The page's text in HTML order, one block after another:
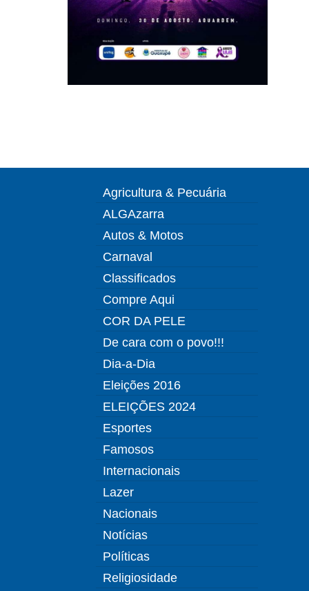
Agricultura & Pecuária
ALGAzarra
Autos & Motos
Carnaval
Classificados
Compre Aqui
COR DA PELE
De cara com o povo!!!
Dia-a-Dia
Eleições 2016
ELEIÇÕES 2024
Esportes
Famosos
Internacionais
Lazer
Nacionais
Notícias
Políticas
Religiosidade